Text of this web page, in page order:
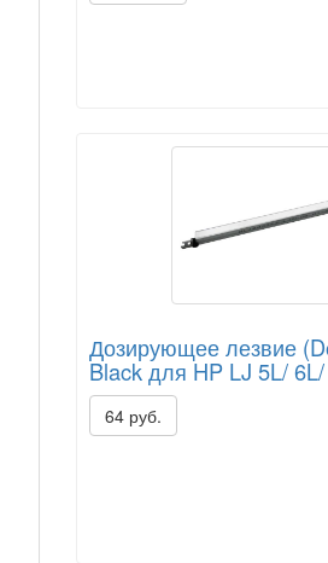
Дозирующее лезвие
Black для HP LJ 5L/
64 руб.